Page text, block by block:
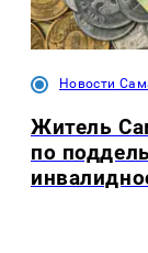
Новости
Житель
по